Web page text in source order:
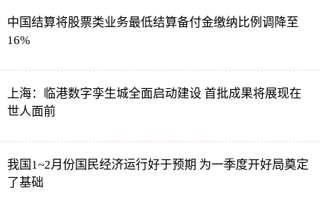
中国结算将股票类业务最低结算备付金缴纳比例调降至
16%
上海：临港数字孪生城全面启动建设 首批成果将展现在
世人面前
我国1~2月份国民经济运行好于预期 为一季度开好局奠定
了基础